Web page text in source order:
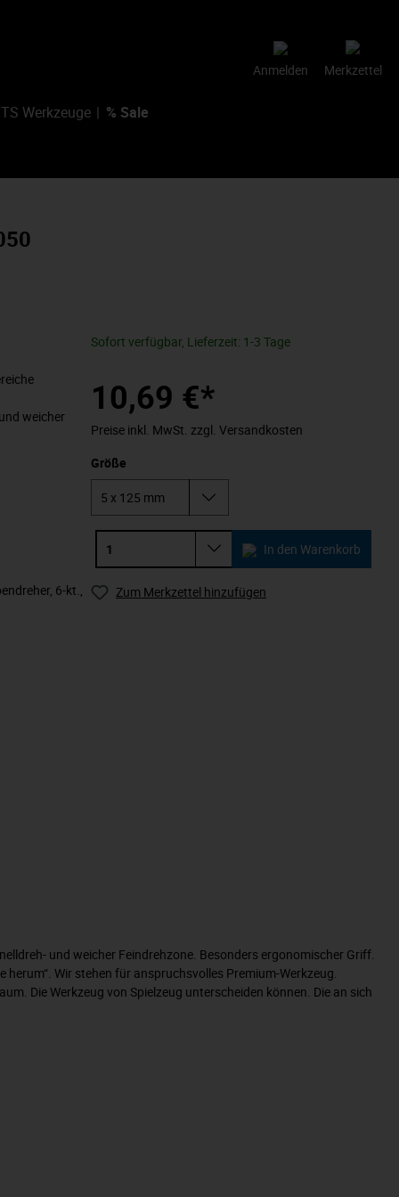
Merkzettel
Anmelden
Werkzeuge % Sale
weicher
6-kt.,
Sofort verfügbar, Lieferzeit: 1-3 Tage
10,69 €*
Preise inkl. MwSt. zzgl. Versandkosten
Größe
In den Warenkorb
Zum Merkzettel hinzufügen
und weicher Feindrehzone. Besonders ergonomischer Griff.
Wir stehen für anspruchsvolles Premium-Werkzeug.
Die Werkzeug von Spielzeug unterscheiden können. Die an sich